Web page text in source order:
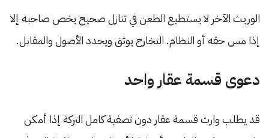
الوريث الآخر لا يستطيع الطعن في تنازل صحيح يخص صاحبه إلا
إذا مس حقه أو النظام. التخارج يوثق ويحدد الأصول والمقابل.
دعوى قسمة عقار واحد
قد يطلب وارث قسمة عقار دون تصفية كامل التركة إذا أمكن